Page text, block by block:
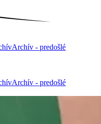
Archív - predošlé
Archív - predošlé